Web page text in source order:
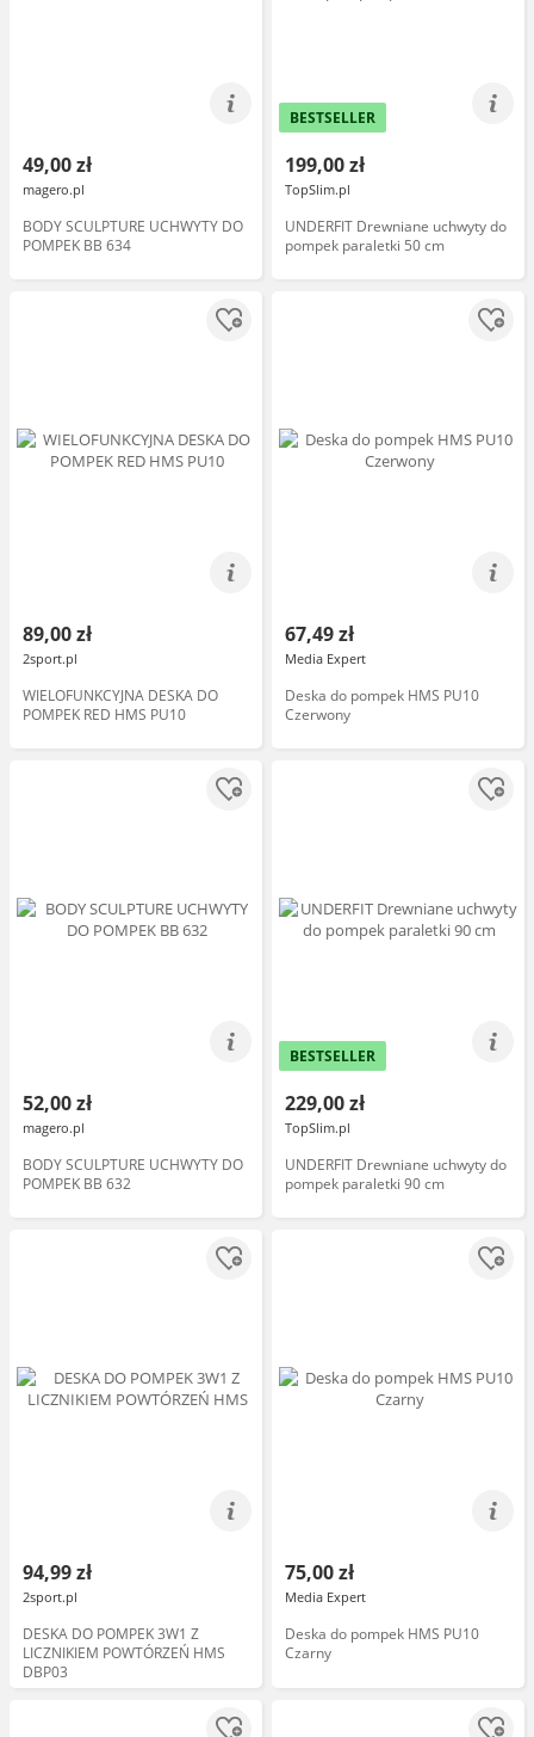
49,00 zł
magero.pl
BODY SCULPTURE UCHWYTY DO
POMPEK BB 634
BESTSELLER
199,00 zł
TopSlim.pl
UNDERFIT Drewniane uchwyty do
pompek paraletki 50 cm
89,00 zł
2sport.pl
WIELOFUNKCYJNA DESKA DO
POMPEK RED HMS PU10
67,49 zł
Media Expert
Deska do pompek HMS PU10
Czerwony
52,00 zł
magero.pl
BODY SCULPTURE UCHWYTY DO
POMPEK BB 632
BESTSELLER
229,00 zł
TopSlim.pl
UNDERFIT Drewniane uchwyty do
pompek paraletki 90 cm
94,99 zł
2sport.pl
DESKA DO POMPEK 3W1 Z
LICZNIKIEM POWTÓRZEŃ HMS
DBP03
75,00 zł
Media Expert
Deska do pompek HMS PU10
Czarny